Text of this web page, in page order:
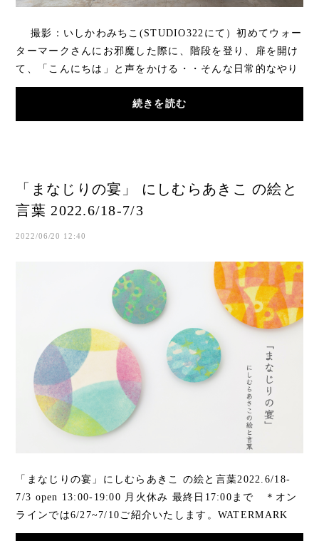
撮影：いしかわみちこ(STUDIO322にて）初めてウォー
ターマークさんにお邪魔した際に、階段を登り、扉を開け
て、「こんにちは」と声をかける・・そんな日常的なやり
とりがありました。日常の延長線上に潜むよう...
続きを読む
「まなじりの宴」 にしむらあきこ の絵と
言葉 2022.6/18-7/3
2022/06/20 12:40
「まなじりの宴」にしむらあきこ の絵と言葉2022.6/18-
7/3 open 13:00-19:00 月火休み 最終日17:00まで ＊オン
ラインでは6/27~7/10ご紹介いたします。WATERMARK
arts & crafts186-0002 東京都国立市東２-25-...